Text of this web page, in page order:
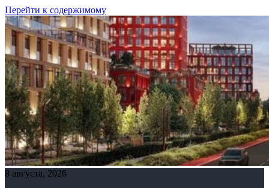
Перейти к содержимому
8 августа, 2026